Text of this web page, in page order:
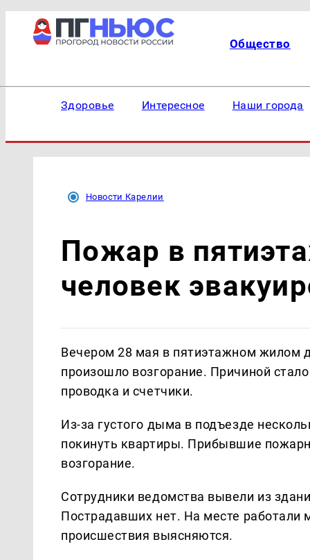
Общество
Здоровье Интересное Наши города
Новости Карелии
Пожар в
человек
Вечером 28 мая в пятиэтажном жилом
произошло возгорание. Причиной
проводка и счетчики.
Из-за густого дыма в подъезде
покинуть квартиры. Прибывшие
возгорание.
Сотрудники ведомства вывели из
Пострадавших нет. На месте работали
происшествия выясняются.